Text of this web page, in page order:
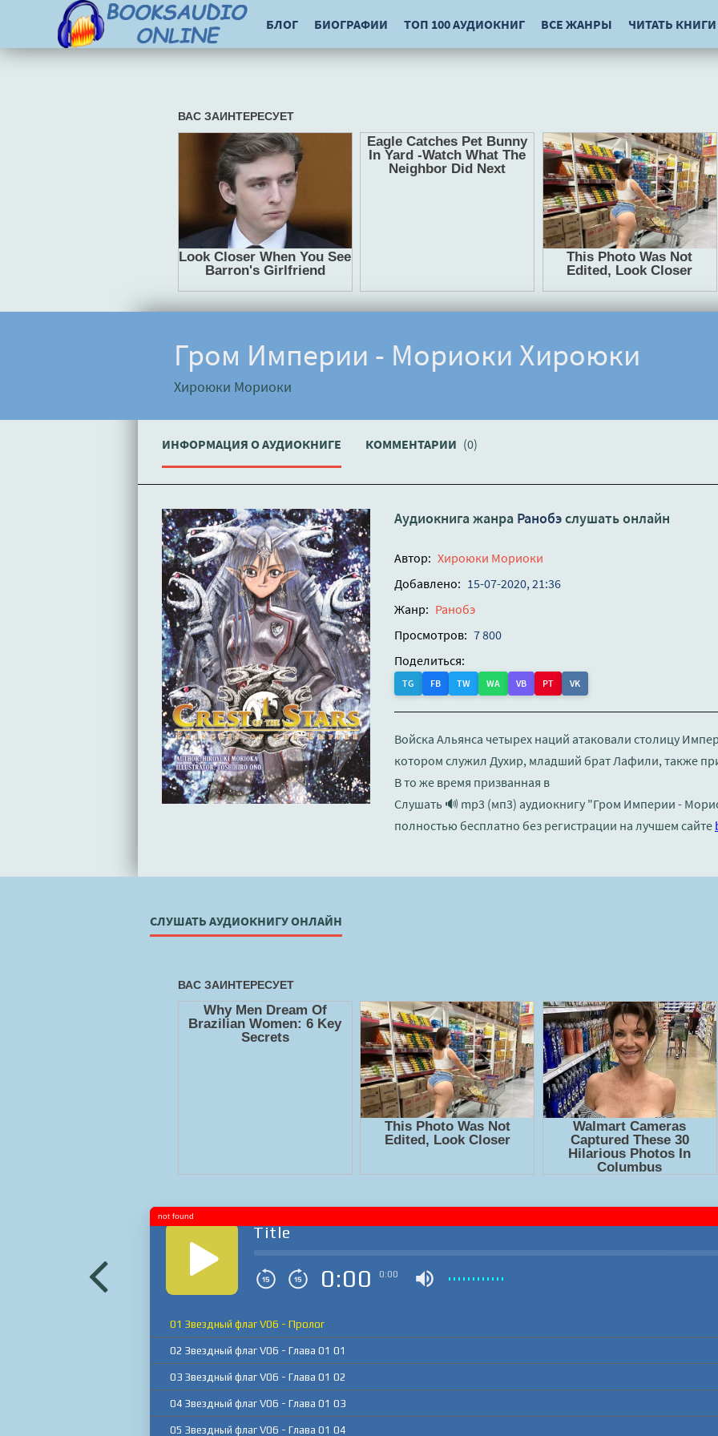
БЛОГ БИОГРАФИИ ТОП 100 АУДИОКНИГ ВСЕ ЖАНРЫ ЧИТАТЬ КНИГИ
Гром Империи - Мориоки Хироюки
Хироюки Мориоки
ИНФОРМАЦИЯ О АУДИОКНИГЕ КОММЕНТАРИИ (0)
Аудиокнига жанра Ранобэслушать онлайн
Автор: Хироюки Мориоки
Добавлено: 15-07-2020, 21:36
Жанр: Ранобэ
Просмотров: 7 800
Поделиться:
TG FB TW WA VB PT VK
Войска Альянса четырех наций атаковали столицу
котором служил Духир, младший брат Лафили, также
В то же время призванная в
Слушать 🔊 mp3 (мп3) аудиокнигу "Гром Империи -
полностью бесплатно без регистрации на лучшем сайте
СЛУШАТЬ АУДИОКНИГУ ОНЛАЙН
Title
0:00 0:00
01 Звездный флаг V06 - Пролог
02 Звездный флаг V06 - Глава 01 01
03 Звездный флаг V06 - Глава 01 02
04 Звездный флаг V06 - Глава 01 03
05 Звездный флаг V06 - Глава 01 04
not found